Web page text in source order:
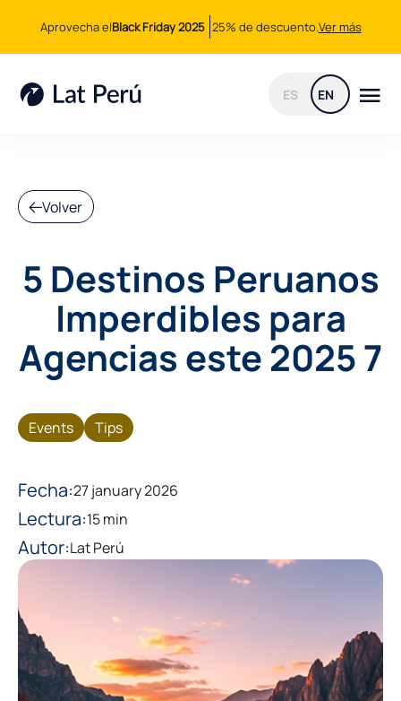
Aprovecha elBlack Friday 2025 25% de descuento.Ver más
ES EN
Volver
5 Destinos Peruanos
Imperdibles para
Agencias este 2025 7
Events Tips
Fecha:27 january 2026
Lectura:15 min
Autor:Lat Perú